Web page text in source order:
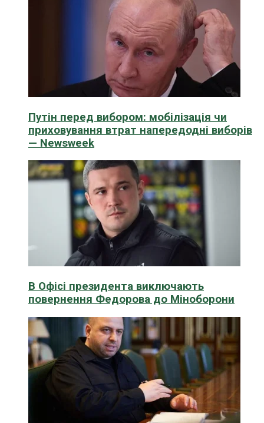
Путін перед вибором: мобілізація чи
приховування втрат напередодні виборів
— Newsweek
В Офісі президента виключають
повернення Федорова до Міноборони